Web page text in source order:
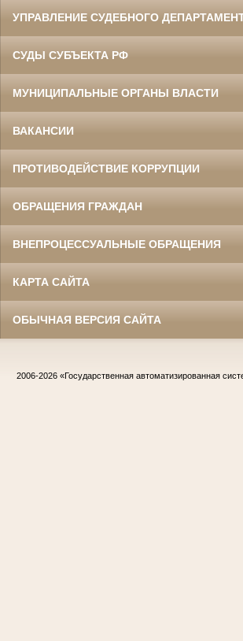
УПРАВЛЕНИЕ СУДЕБНОГО
СУДЫ СУБЪЕКТА РФ
МУНИЦИПАЛЬНЫЕ ОРГАНЫ ВЛАСТИ
ВАКАНСИИ
ПРОТИВОДЕЙСТВИЕ КОРРУПЦИИ
ОБРАЩЕНИЯ ГРАЖДАН
ВНЕПРОЦЕССУАЛЬНЫЕ ОБРАЩЕНИЯ
КАРТА САЙТА
ОБЫЧНАЯ ВЕРСИЯ САЙТА
2006-2026 «Государственная автоматизированная